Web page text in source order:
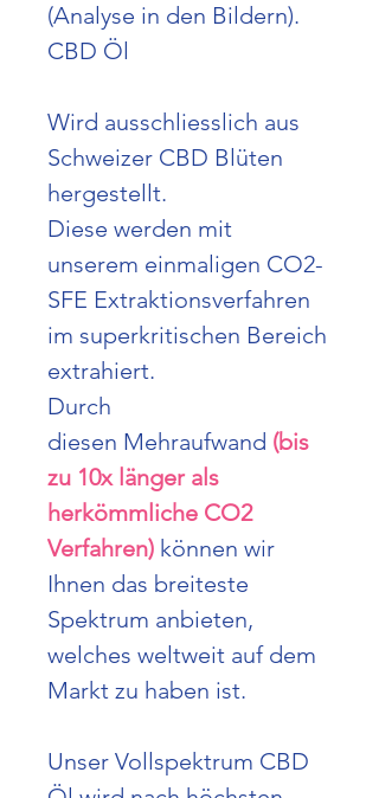
(Analyse in den Bildern).
CBD Öl
Wird ausschliesslich aus
Schweizer CBD Blüten
hergestellt.
Diese werden mit
unserem einmaligen CO2-
SFE Extraktionsverfahren
im superkritischen Bereich
extrahiert.
Durch
diesen Mehraufwand (bis
zu 10x länger als
herkömmliche CO2
Verfahren) können wir
Ihnen das breiteste
Spektrum anbieten,
welches weltweit auf dem
Markt zu haben ist.
Unser Vollspektrum CBD